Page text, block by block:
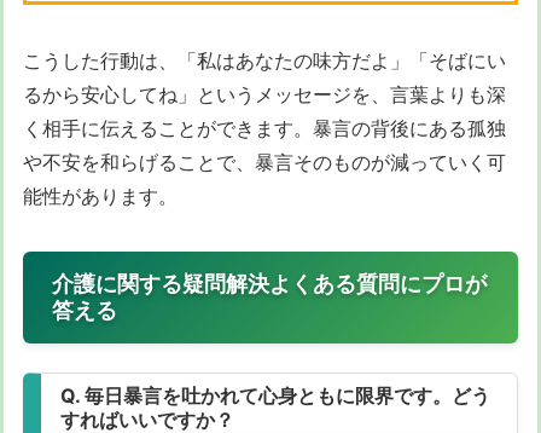
こうした行動は、「私はあなたの味方だよ」「そばにい
るから安心してね」というメッセージを、言葉よりも深
く相手に伝えることができます。暴言の背後にある孤独
や不安を和らげることで、暴言そのものが減っていく可
能性があります。
介護に関する疑問解決よくある質問にプロが
答える
Q. 毎日暴言を吐かれて心身ともに限界です。どう
すればいいですか？